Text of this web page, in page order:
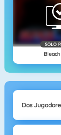
SOLO
Dos